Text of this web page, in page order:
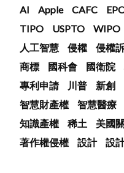
AI Apple CAFC
TIPO
USPTO WIPO
人工智慧
侵權 侵權
商標
國科會 國衛院
專利申請
川普 新創
智慧財產權
智慧醫療
知識產權
稀土 美國
著作權侵權
設計 設